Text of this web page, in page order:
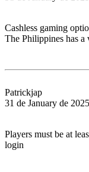
Cashless gaming
The Philippines has a
Patrickjap
31 de January de
Players must be at
login